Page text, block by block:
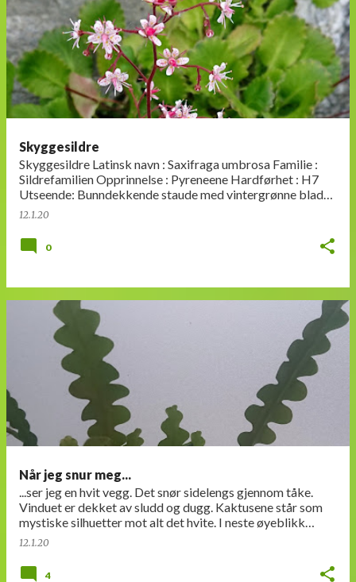
Skyggesildre
Skyggesildre Latinsk navn : Saxifraga umbrosa Familie :
Sildrefamilien Opprinnelse : Pyreneene Hardførhet : H7
Utseende: Bunndekkende staude med vintergrønne blader
i rosett, en sky a…
12.1.20
0
Når jeg snur meg...
...ser jeg en hvit vegg. Det snør sidelengs gjennom tåke.
Vinduet er dekket av sludd og dugg. Kaktusene står som
mystiske silhuetter mot alt det hvite. I neste øyeblikk
letner det, og himmelen gløder…
12.1.20
4